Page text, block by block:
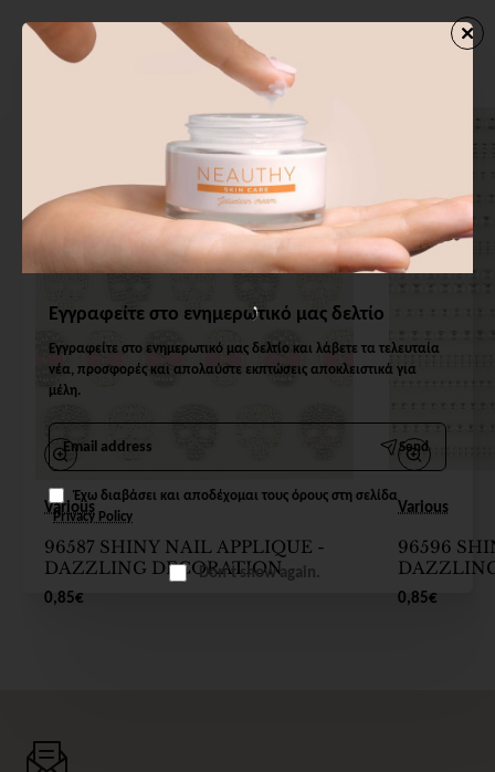
Εγγραφείτε στο ενημερωτικό μας δελτίο
Εγγραφείτε στο ενημερωτικό μας δελτίο και λάβετε τα τελευταία
νέα, προσφορές και απολαύστε εκπτώσεις αποκλειστικά για
μέλη.
Email
address
Send
Έχω διαβάσει και αποδέχομαι τους όρους στη σελίδα
Privacy Policy
Don't show again.
ΣΧΕΤΙΚΑ ΠΡΟΙΟΝΤΑ ΑΓΟΡΑΣΑΝ ΕΠΙΣΗΣ ΑΠΟ ΤΗΝ
Various
96587 SHINY NAIL APPLIQUE -
DAZZLING DECORATION
0,85€
Various
96596
0,85€